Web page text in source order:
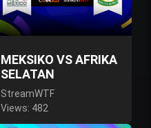
MEKSIKO VS AFRIKA
SELATAN
StreamWTF
Views: 482